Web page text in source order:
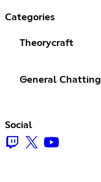
Categories
Theorycraft
General Chatting
Social